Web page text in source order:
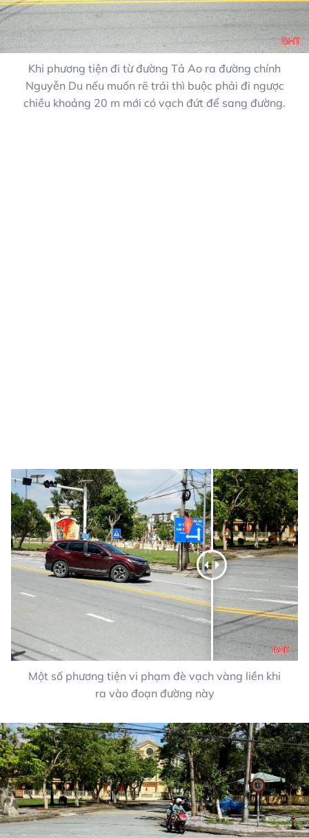
Khi phương tiện đi từ đường Tả Ao ra đường chính
Nguyễn Du nếu muốn rẽ trái thì buộc phải đi ngược
chiều khoảng 20 m mới có vạch đứt để sang đường.
Một số phương tiện vi phạm đè vạch vàng liền khi
ra vào đoạn đường này